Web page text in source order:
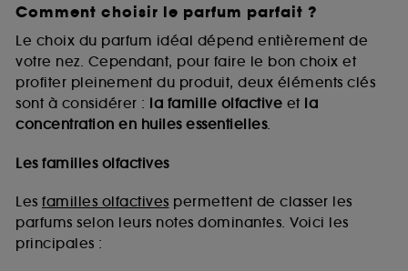
Comment choisir le parfum parfait ?
Le choix du parfum idéal dépend entièrement de
votre nez. Cependant, pour faire le bon choix et
profiter pleinement du produit, deux éléments clés
sont à considérer : la famille olfactive et la
concentration en huiles essentielles.
Les familles olfactives
Les familles olfactives permettent de classer les
parfums selon leurs notes dominantes. Voici les
principales :
A l'exception des cookies techniques, le dépôt et la
lecture de ces traceurs requiert votre accord. Vous
pouvez personnaliser vos choix concernant le dépôt
de ces cookies grâce au bouton "personnaliser mes
choix" ci-dessous ou décider de "tout accepter".
Sephora pourra associer les informations de
navigation collectées par ces Cookies, pour les
collectées ou générées lors de votre activité en ligne
sur "continuer sans accepter". Voous pouvez à tout
moment choisir de retirer votrte consentement. Si vous
souhaitez obtenir plus d'information sur les cookies
utilisés, cliquez